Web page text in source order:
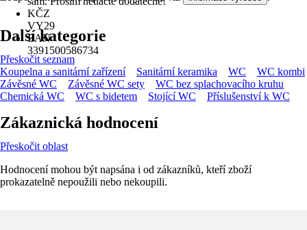
KČZ
VY29
EAN
3391500586734
Další kategorie
Přeskočit seznam
Koupelna a sanitární zařízení
Sanitární keramika WC
WC kombi
Závěsné WC
Závěsné WC sety
WC bez splachovacího kruhu
Chemická WC
WC s bidetem Stojící WC Příslušenství k WC
Zákaznická hodnocení
Přeskočit oblast
Hodnocení mohou být napsána i od zákazníků, kteří zboží
prokazatelně nepoužili nebo nekoupili.